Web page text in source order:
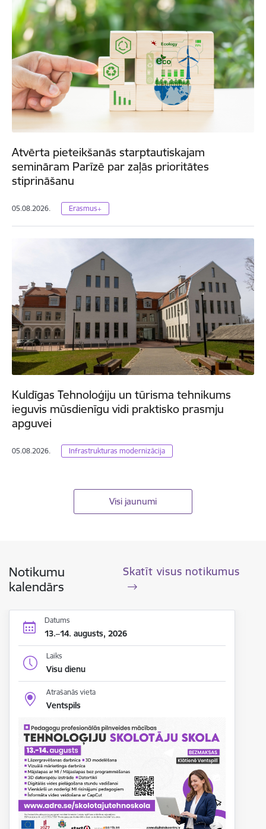
Atvērta pieteikšanās starptautiskajam
semināram Parīzē par zaļās prioritātes
stiprināšanu
05.08.2026. Erasmus+
Kuldīgas Tehnoloģiju un tūrisma tehnikums
ieguvis mūsdienīgu vidi praktisko prasmju
apguvei
05.08.2026. Infrastrukturas modernizācija
Visi jaunumi
Notikumu
kalendārs
Skatīt visus notikumus
Datums
13.–14. augusts, 2026
Laiks
Visu dienu
Atrašanās vieta
Ventspils